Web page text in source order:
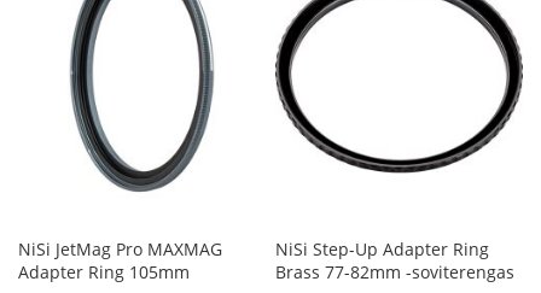
NiSi JetMag Pro MAXMAG
Adapter Ring 105mm
NiSi Step-Up Adapter Ring
Brass 77-82mm -soviterengas